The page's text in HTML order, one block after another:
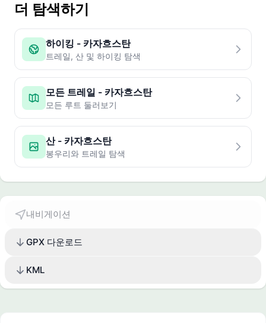
더 탐색하기
하이킹 - 카자흐스탄
트레일, 산 및 하이킹 탐색
모든 트레일 - 카자흐스탄
모든 루트 둘러보기
산 - 카자흐스탄
봉우리와 트레일 탐색
내비게이션
GPX 다운로드
KML